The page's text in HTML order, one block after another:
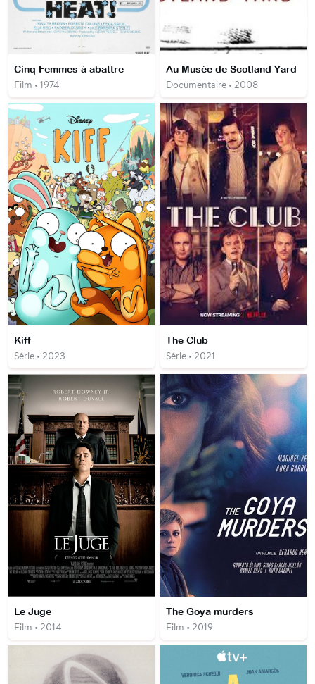
Cinq Femmes à abattre
Film • 1974
Au Musée de Scotland Yard
Documentaire • 2008
Kiff
Série • 2023
The Club
Série • 2021
Le Juge
Film • 2014
The Goya murders
Film • 2019